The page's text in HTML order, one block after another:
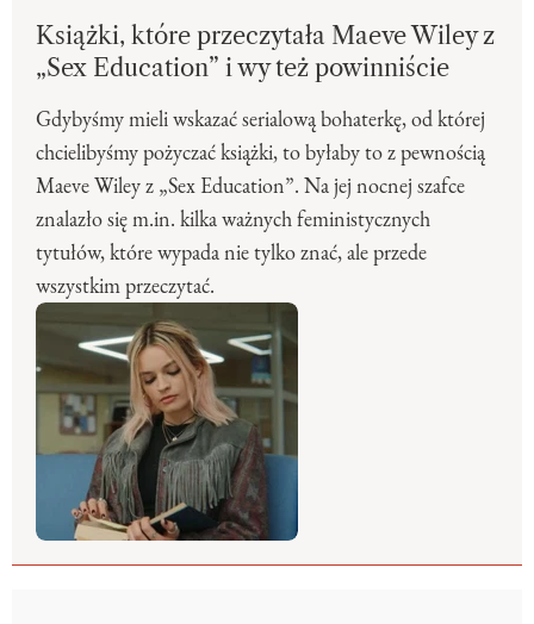
Książki, które przeczytała Maeve Wiley z
„Sex Education” i wy też powinniście
Gdybyśmy mieli wskazać serialową bohaterkę, od której
chcielibyśmy pożyczać książki, to byłaby to z pewnością
Maeve Wiley z „Sex Education”. Na jej nocnej szafce
znalazło się m.in. kilka ważnych feministycznych
tytułów, które wypada nie tylko znać, ale przede
wszystkim przeczytać.